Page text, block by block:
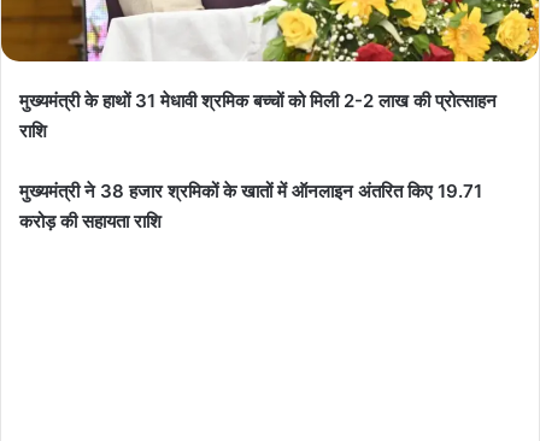
मुख्यमंत्री के हाथों 31 मेधावी श्रमिक बच्चों को मिली 2-2 लाख की प्रोत्साहन
राशि
मुख्यमंत्री ने 38 हजार श्रमिकों के खातों में ऑनलाइन अंतरित किए 19.71
करोड़ की सहायता राशि